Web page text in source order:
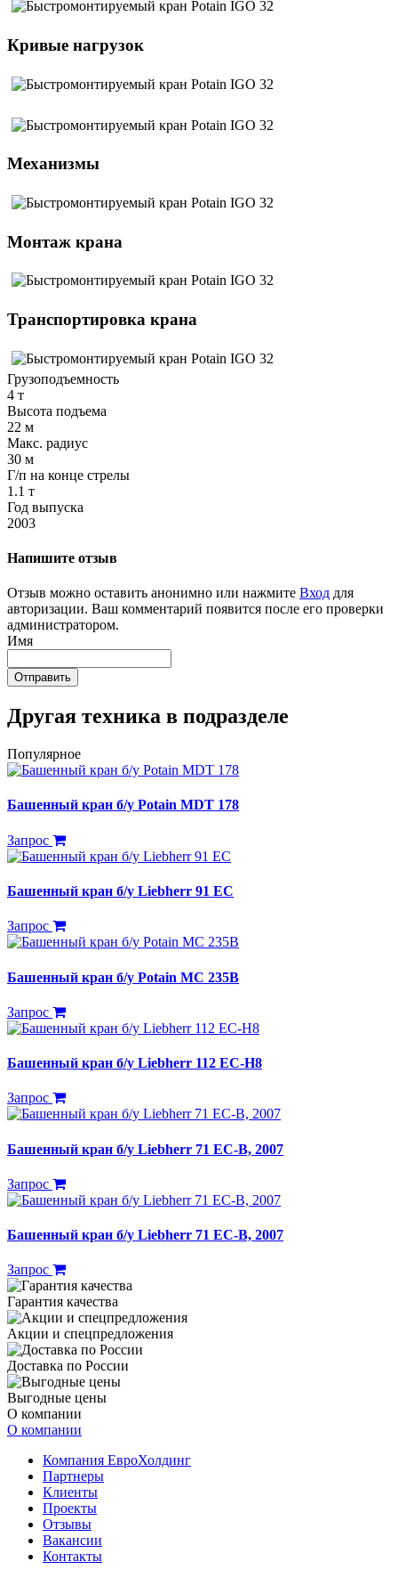
Кривые нагрузок
Механизмы
Монтаж крана
Транспортировка крана
Грузоподъемность
4 т
Высота подъема
22 м
Макс. радиус
30 м
Г/п на конце стрелы
1.1 т
Год выпуска
2003
Напишите отзыв
Отзыв можно оставить анонимно или нажмите Вход для
авторизации. Ваш комментарий появится после его проверки
администратором.
Имя
Отправить
Другая техника в подразделе
Популярное
Башенный кран б/у Potain MDT 178
Запрос
Башенный кран б/у Liebherr 91 EC
Запрос
Башенный кран б/у Potain MC 235B
Запрос
Башенный кран б/у Liebherr 112 EC-H8
Запрос
Башенный кран б/у Liebherr 71 EC-B, 2007
Запрос
Башенный кран б/у Liebherr 71 EC-B, 2007
Запрос
Гарантия качества
Акции и спецпредложения
Доставка по России
Выгодные цены
О компании
О компании
Компания ЕвроХолдинг
Партнеры
Клиенты
Проекты
Отзывы
Вакансии
Контакты